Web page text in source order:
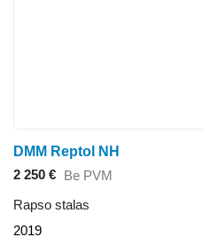
DMM Reptol NH
2 250 € Be PVM
Rapso stalas
2019